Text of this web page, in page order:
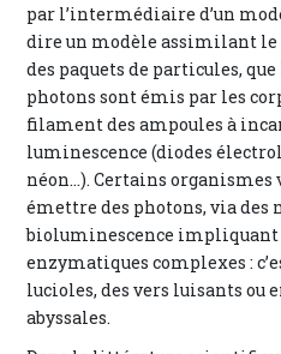
par l’intermédiaire d’un
dire un modèle assimilant
des paquets de particules,
photons sont émis par les
filament des ampoules à
luminescence (diodes
néon…). Certains
émettre des photons, via des
bioluminescence impliquant
enzymatiques complexes :
lucioles, des vers luisants ou
abyssales.